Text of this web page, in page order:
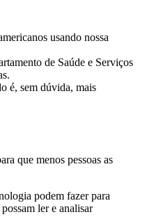
usando nossa
de Saúde e Serviços
é, sem dúvida, mais
que menos pessoas as
podem fazer para
ler e analisar